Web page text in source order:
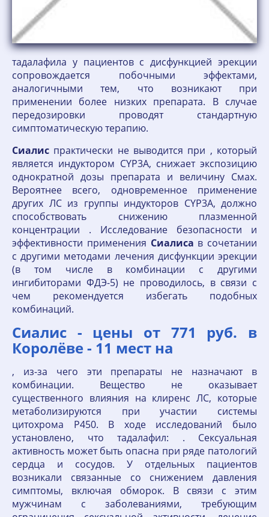
тадалафила у пациентов с дисфункцией эрекции
сопровождается побочными эффектами,
аналогичными тем, что возникают при
применении более низких препарата. В случае
передозировки проводят стандартную
симптоматическую терапию.
Сиалис практически не выводится при , который
является индуктором CYP3A, снижает экспозицию
однократной дозы препарата и величину Cмах.
Вероятнее всего, одновременное применение
других ЛС из группы индукторов CYP3A, должно
способствовать снижению плазменной
концентрации . Исследование безопасности и
эффективности применения Сиалиса в сочетании
с другими методами лечения дисфункции эрекции
(в том числе в комбинации с другими
ингибиторами ФДЭ-5) не проводилось, в связи с
чем рекомендуется избегать подобных
комбинаций.
Сиалис - цены от 771 руб. в
Королёве - 11 мест на
, из-за чего эти препараты не назначают в
комбинации. Вещество не оказывает
существенного влияния на клиренс ЛС, которые
метаболизируются при участии системы
цитохрома Р450. В ходе исследований было
установлено, что тадалафил: . Сексуальная
активность может быть опасна при ряде патологий
сердца и сосудов. У отдельных пациентов
возникали связанные со снижением давления
симптомы, включая обморок. В связи с этим
мужчинам с заболеваниями, требующим